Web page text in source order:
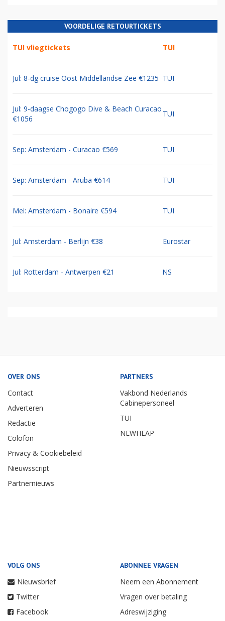
VOORDELIGE RETOURTICKETS
TUI vliegtickets TUI
Jul: 8-dg cruise Oost Middellandse Zee €1235 TUI
Jul: 9-daagse Chogogo Dive & Beach Curacao
€1056
TUI
Sep: Amsterdam - Curacao €569 TUI
Sep: Amsterdam - Aruba €614 TUI
Mei: Amsterdam - Bonaire €594 TUI
Jul: Amsterdam - Berlijn €38 Eurostar
Jul: Rotterdam - Antwerpen €21 NS
OVER ONS
Contact
Adverteren
Redactie
Colofon
Privacy & Cookiebeleid
Nieuwsscript
Partnernieuws
PARTNERS
Vakbond Nederlands
Cabinepersoneel
TUI
NEWHEAP
VOLG ONS
Nieuwsbrief
Twitter
Facebook
ABONNEE VRAGEN
Neem een Abonnement
Vragen over betaling
Adreswijziging